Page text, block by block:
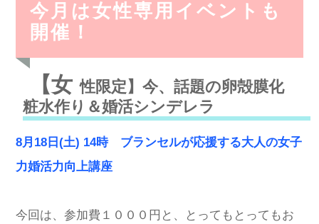
今月は女性専用イベントも
開催！
【女 性限定】今、話題の卵殻膜化
粧水作り＆婚活シンデレラ
8月18日(土) 14時 ブランセルが応援する大人の女子
力婚活力向上講座
今回は、参加費１０００円と、とってもとってもお